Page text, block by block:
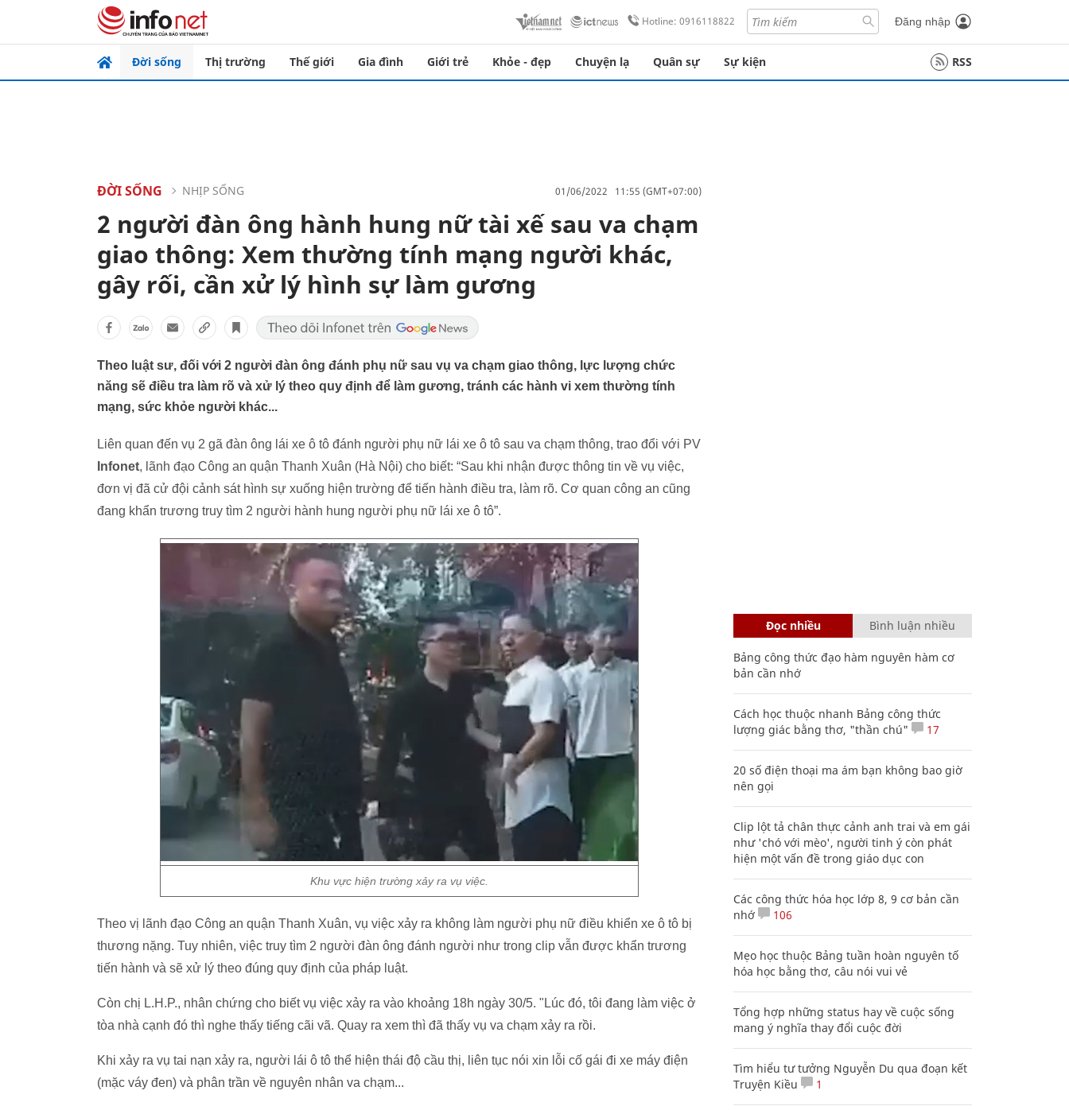
Hotline: 0916118822 Đăng nhập
Đời sống Thị trường Thế giới Gia đình Giới trẻ Khỏe - đẹp Chuyện lạ Quân sự Sự kiện RSS
ĐỜI SỐNG NHỊP SỐNG 01/06/2022 11:55 (GMT+07:00)
2 người đàn ông hành hung nữ tài xế sau va chạm
giao thông: Xem thường tính mạng người khác,
gây rối, cần xử lý hình sự làm gương
Theo luật sư, đối với 2 người đàn ông đánh phụ nữ sau vụ va chạm giao thông, lực lượng chức
năng sẽ điều tra làm rõ và xử lý theo quy định để làm gương, tránh các hành vi xem thường tính
mạng, sức khỏe người khác...
Liên quan đến vụ 2 gã đàn ông lái xe ô tô đánh người phụ nữ lái xe ô tô sau va chạm thông, trao đổi với PV
Infonet, lãnh đạo Công an quận Thanh Xuân (Hà Nội) cho biết: “Sau khi nhận được thông tin về vụ việc,
đơn vị đã cử đội cảnh sát hình sự xuống hiện trường để tiến hành điều tra, làm rõ. Cơ quan công an cũng
đang khẩn trương truy tìm 2 người hành hung người phụ nữ lái xe ô tô”.
Khu vực hiện trường xảy ra vụ việc.
Theo vị lãnh đạo Công an quận Thanh Xuân, vụ việc xảy ra không làm người phụ nữ điều khiển xe ô tô bị
thương nặng. Tuy nhiên, việc truy tìm 2 người đàn ông đánh người như trong clip vẫn được khẩn trương
tiến hành và sẽ xử lý theo đúng quy định của pháp luật.
Còn chị L.H.P., nhân chứng cho biết vụ việc xảy ra vào khoảng 18h ngày 30/5. "Lúc đó, tôi đang làm việc ở
tòa nhà cạnh đó thì nghe thấy tiếng cãi vã. Quay ra xem thì đã thấy vụ va chạm xảy ra rồi.
Khi xảy ra vụ tai nạn xảy ra, người lái ô tô thể hiện thái độ cầu thị, liên tục nói xin lỗi cố gái đi xe máy điện
(mặc váy đen) và phân trần về nguyên nhân va chạm...
Đọc nhiều Bình luận nhiều
Bảng công thức đạo hàm nguyên hàm cơ
bản cần nhớ
Cách học thuộc nhanh Bảng công thức
lượng giác bằng thơ, "thần chú"
17
20 số điện thoại ma ám bạn không bao giờ
nên gọi
Clip lột tả chân thực cảnh anh trai và em gái
như 'chó với mèo', người tinh ý còn phát
hiện một vấn đề trong giáo dục con
Các công thức hóa học lớp 8, 9 cơ bản cần
nhớ
106
Mẹo học thuộc Bảng tuần hoàn nguyên tố
hóa học bằng thơ, câu nói vui vẻ
Tổng hợp những status hay về cuộc sống
mang ý nghĩa thay đổi cuộc đời
Tìm hiểu tư tưởng Nguyễn Du qua đoạn kết
Truyện Kiều
1